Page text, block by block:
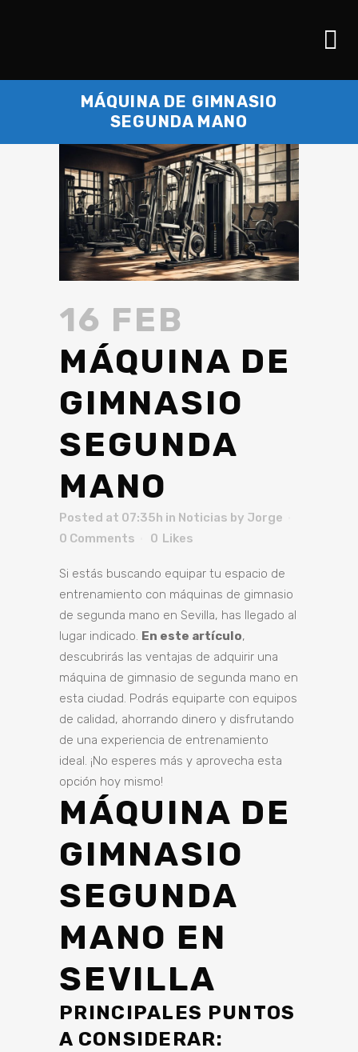
MÁQUINA DE GIMNASIO
SEGUNDA MANO
16 FEB
MÁQUINA DE
GIMNASIO
SEGUNDA
MANO
Posted at 07:35h in Noticias by Jorge
0 Comments
0 Likes
Si estás buscando equipar tu espacio de
entrenamiento con máquinas de gimnasio
de segunda mano en Sevilla, has llegado al
lugar indicado. En este artículo,
descubrirás las ventajas de adquirir una
máquina de gimnasio de segunda mano en
esta ciudad. Podrás equiparte con equipos
de calidad, ahorrando dinero y disfrutando
de una experiencia de entrenamiento
ideal. ¡No esperes más y aprovecha esta
opción hoy mismo!
MÁQUINA DE
GIMNASIO
SEGUNDA
MANO EN
SEVILLA
PRINCIPALES PUNTOS
A CONSIDERAR: